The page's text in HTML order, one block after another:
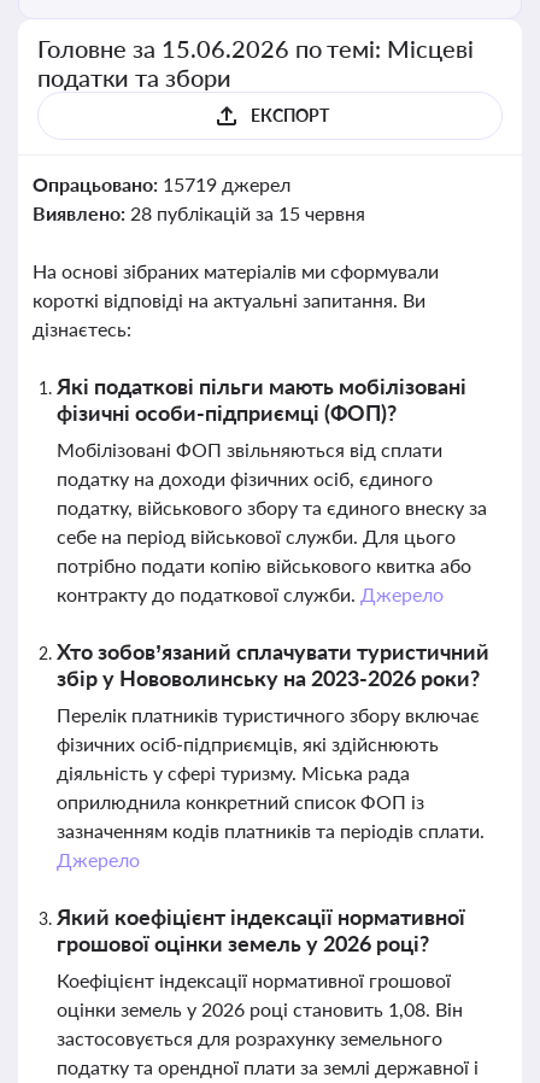
Головне за 15.06.2026 по темі: Місцеві
податки та збори
ЕКСПОРТ
Опрацьовано: 15719 джерел
Виявлено: 28 публікацій за 15 червня
На основі зібраних матеріалів ми сформували
короткі відповіді на актуальні запитання. Ви
дізнаєтесь:
Які податкові пільги мають мобілізовані
фізичні особи-підприємці (ФОП)?
Мобілізовані ФОП звільняються від сплати
податку на доходи фізичних осіб, єдиного
податку, військового збору та єдиного внеску за
себе на період військової служби. Для цього
потрібно подати копію військового квитка або
контракту до податкової служби. Джерело
Хто зобов’язаний сплачувати туристичний
збір у Нововолинську на 2023-2026 роки?
Перелік платників туристичного збору включає
фізичних осіб-підприємців, які здійснюють
діяльність у сфері туризму. Міська рада
оприлюднила конкретний список ФОП із
зазначенням кодів платників та періодів сплати.
Джерело
Який коефіцієнт індексації нормативної
грошової оцінки земель у 2026 році?
Коефіцієнт індексації нормативної грошової
оцінки земель у 2026 році становить 1,08. Він
застосовується для розрахунку земельного
податку та орендної плати за землі державної і